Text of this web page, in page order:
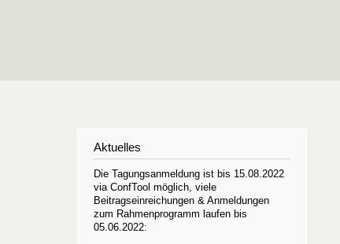
Aktuelles
Die Tagungsanmeldung ist bis 15.08.2022
via ConfTool möglich, viele
Beitragseinreichungen & Anmeldungen
zum Rahmenprogramm laufen bis
05.06.2022: